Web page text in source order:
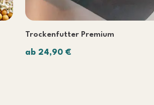
Trockenfutter Premium
ab 24,90 €